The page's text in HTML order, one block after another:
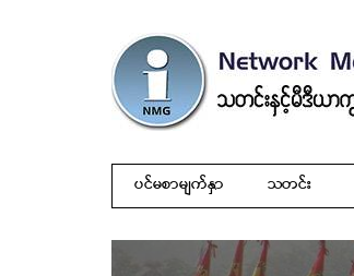
ပင်မစာမျက်နှာ သတင်း